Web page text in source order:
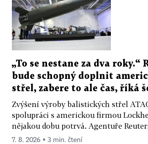
„To se nestane za dva roky.“
bude schopný doplnit
střel, zabere to ale čas, říká
Zvýšení výroby balistických střel
spolupráci s americkou firmou
nějakou dobu potrvá. Agentuře
7. 8. 2026 ▪ 3 min. čtení